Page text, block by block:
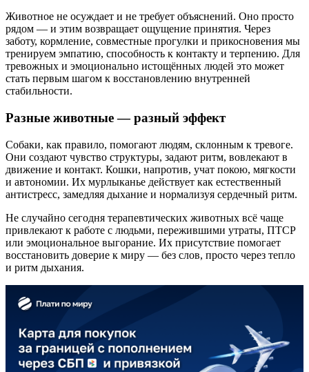
Животное не осуждает и не требует объяснений. Оно просто
рядом — и этим возвращает ощущение принятия. Через
заботу, кормление, совместные прогулки и прикосновения мы
тренируем эмпатию, способность к контакту и терпению. Для
тревожных и эмоционально истощённых людей это может
стать первым шагом к восстановлению внутренней
стабильности.
Разные животные — разный эффект
Собаки, как правило, помогают людям, склонным к тревоге.
Они создают чувство структуры, задают ритм, вовлекают в
движение и контакт. Кошки, напротив, учат покою, мягкости
и автономии. Их мурлыканье действует как естественный
антистресс, замедляя дыхание и нормализуя сердечный ритм.
Не случайно сегодня терапевтических животных всё чаще
привлекают к работе с людьми, пережившими утраты, ПТСР
или эмоциональное выгорание. Их присутствие помогает
восстановить доверие к миру — без слов, просто через тепло
и ритм дыхания.